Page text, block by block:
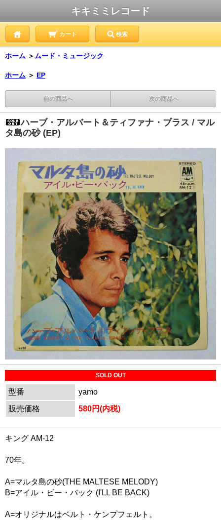
キキミミレコード
カート 検索
ホーム ＞ ムード・ミュージック
ホーム ＞ EP
前の商品へ 次の商品へ
ハーブ・アルバート＆ティファナ・ブラス / マル
タ島の砂 (EP)
SOLD OUT
型番
yamo
販売価格
580円(内税)
キング AM-12
70年。
A=マルタ島の砂(THE MALTESE MELODY)
B=アイル・ビー・バック (I'LL BE BACK)
A=オリジナルはベルト・ケンプフェルト。